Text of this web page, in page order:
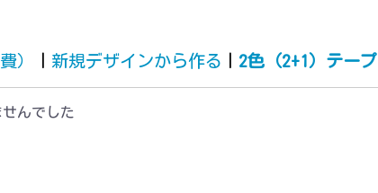
） 新規デザインから作る 2色（2+1）テープ
んでした